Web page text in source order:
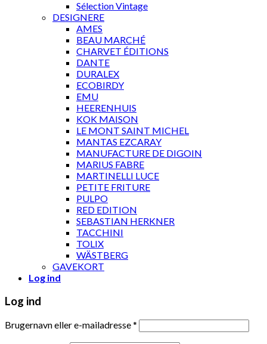
Sélection Vintage
DESIGNERE
AMES
BEAU MARCHÉ
CHARVET ÉDITIONS
DANTE
DURALEX
ECOBIRDY
EMU
HEERENHUIS
KOK MAISON
LE MONT SAINT MICHEL
MANTAS EZCARAY
MANUFACTURE DE DIGOIN
MARIUS FABRE
MARTINELLI LUCE
PETITE FRITURE
PULPO
RED EDITION
SEBASTIAN HERKNER
TACCHINI
TOLIX
WÄSTBERG
GAVEKORT
Log ind
Log ind
Brugernavn eller e-mailadresse*